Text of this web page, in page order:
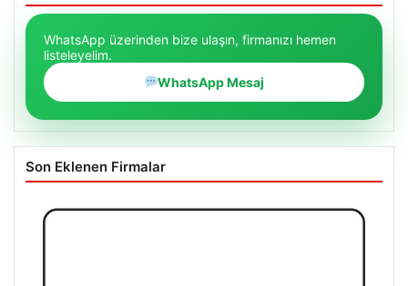
WhatsApp üzerinden bize ulaşın, firmanızı hemen
listeleyelim.
WhatsApp Mesaj
Son Eklenen Firmalar